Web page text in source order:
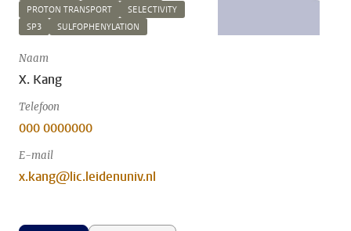
PROTON TRANSPORT
SELECTIVITY
SP3
SULFOPHENYLATION
Naam
X. Kang
Telefoon
000 0000000
E-mail
x.kang@lic.leidenuniv.nl